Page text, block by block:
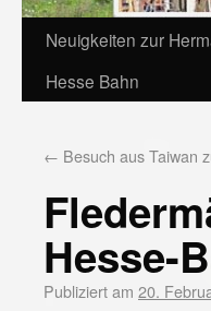
Neuigkeiten zur
Hesse Bahn
← Besuch aus Taiwan
Hesse-
Publiziert am 20.